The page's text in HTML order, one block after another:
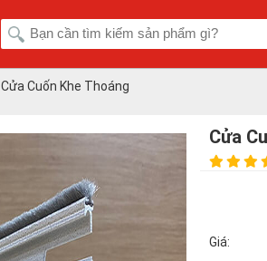
Cửa Cuốn Khe Thoáng
Cửa
Giá: